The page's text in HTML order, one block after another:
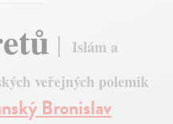
Islám a
veřejných polemik
Bronislav